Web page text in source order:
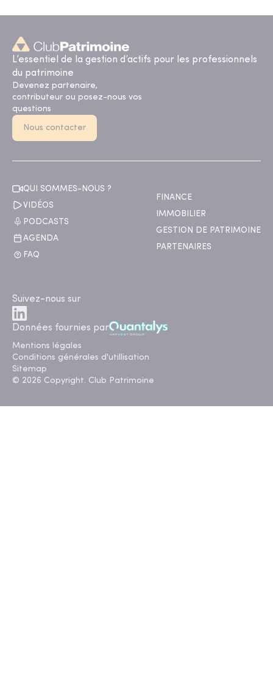
L’essentiel de la gestion d’actifs pour les professionnels
du patrimoine
Devenez partenaire,
contributeur ou posez-nous vos
questions
Nous contacter
QUI SOMMES-NOUS ?
VIDÉOS
PODCASTS
AGENDA
FAQ
FINANCE
IMMOBILIER
GESTION DE PATRIMOINE
PARTENAIRES
Suivez-nous sur
Données fournies par
Mentions légales
Conditions générales d'utillisation
Sitemap
© 2026 Copyright. Club Patrimoine